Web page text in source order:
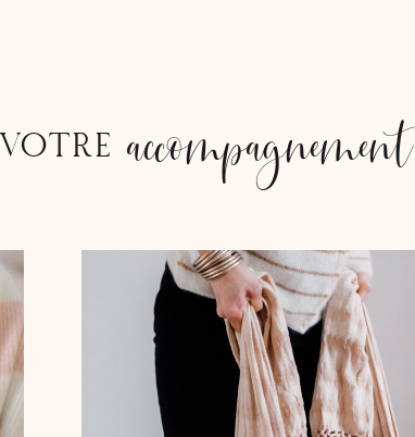
ÊTRE BERCÉE ET
ENVELOPPÉE
VOTREaccompagnement